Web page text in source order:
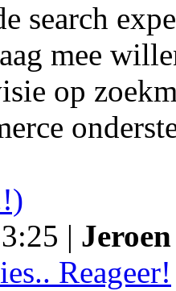
search
mee
op
|
Reageer!